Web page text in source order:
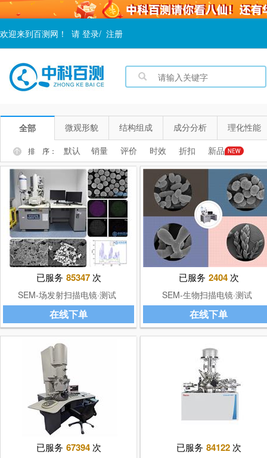
欢迎来到百测网！ 请 登录/ 注册
全部 微观形貌 结构组成 成分分析 理化性能
排 序： 默认 销量 评价 时效 折扣 新品
已服务 85347次
SEM-场发射扫描电镜·测试
在线下单
已服务 2404次
SEM-生物扫描电镜·测试
在线下单
已服务 67394次 已服务 84122次